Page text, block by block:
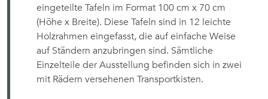
eingeteilte Tafeln im Format 100 cm x 70 cm
(Höhe x Breite). Diese Tafeln sind in 12 leichte
Holzrahmen eingefasst, die auf einfache Weise
auf Ständern anzubringen sind. Sämtliche
Einzelteile der Ausstellung befinden sich in zwei
mit Rädern versehenen Transportkisten.